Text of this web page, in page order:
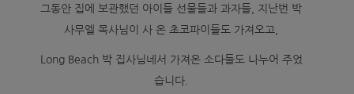
그동안 집에 보관했던 아이들 선물들과 과자들, 지난번 박
사무엘 목사님이 사 온 초코파이들도 가져오고,
Long Beach 박 집사님네서 가져온 소다들도 나누어 주었
습니다.